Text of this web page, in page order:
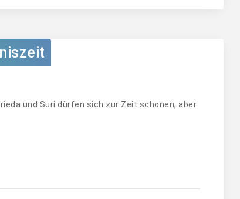
und Suri dürfen sich zur Zeit schonen, aber